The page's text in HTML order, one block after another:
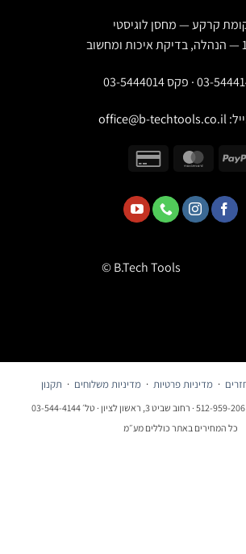
— מחסן לוגיסטי
5444014
office@b-
© B.Tech Tools
מדיניות פרטיות·מדיניות משלוחים·תקנון
באתר כוללים מע״מ